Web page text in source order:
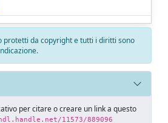
protetti da copyright e tutti i diritti sono
per citare o creare un link a questo
11573/889096